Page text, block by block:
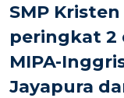
SMP
peringkat 2
MIPA-
Jayapura